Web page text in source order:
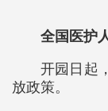
全国医护
开园日起
放政策。